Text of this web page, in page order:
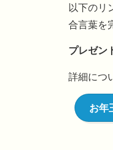
以下のリ
合言葉を
プレゼン
詳細につ
お年